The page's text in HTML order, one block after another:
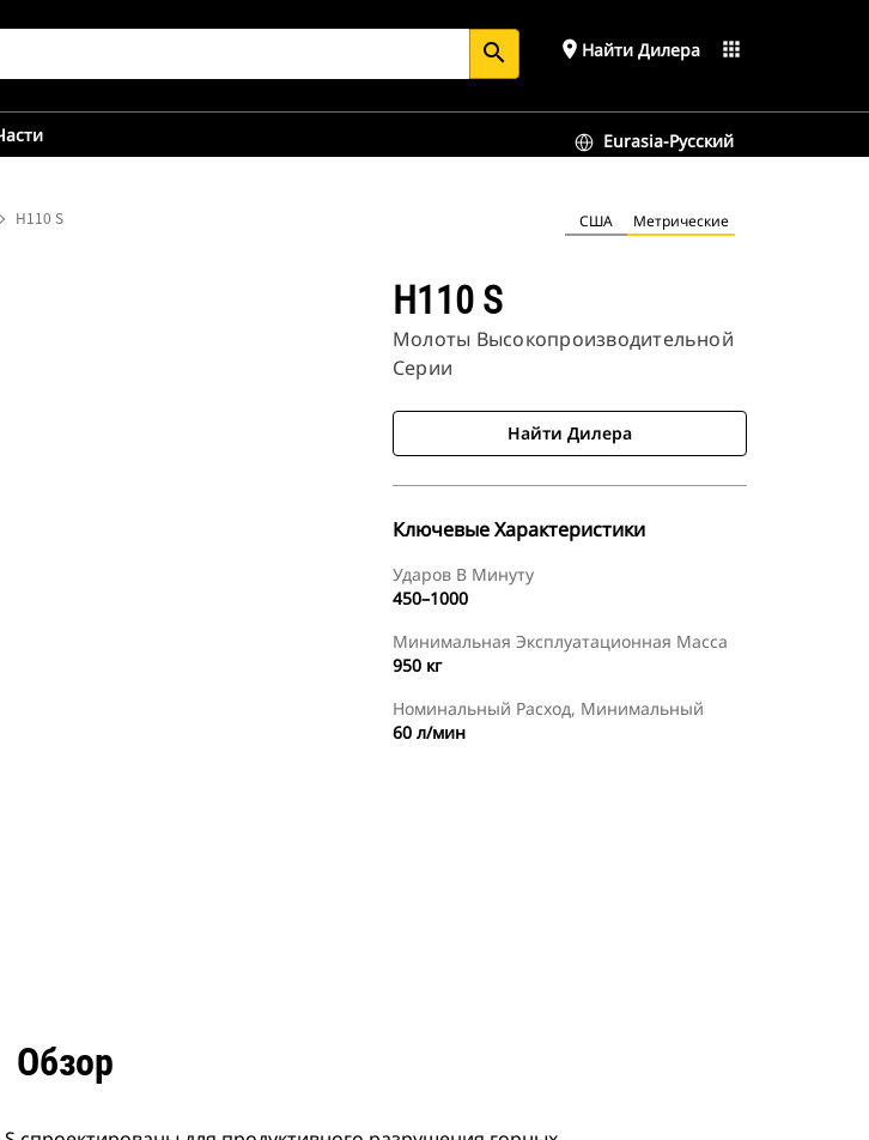
search place Найти Дилера apps
Eurasia-Русский
H110 S США Метрические
H110 S
Молоты Высокопроизводительной
Серии
Найти Дилера
Ключевые Характеристики
Ударов В Минуту
450–1000
Минимальная Эксплуатационная Масса
950 кг
Номинальный Расход, Минимальный
60 л/мин
Обзор